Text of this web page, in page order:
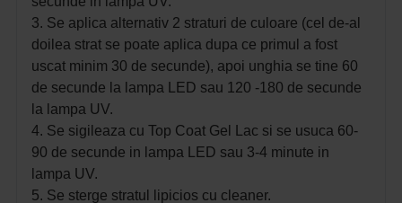
3. Se aplica alternativ 2 straturi de culoare (cel de-al
doilea strat se poate aplica dupa ce primul a fost
uscat minim 30 de secunde), apoi unghia se tine 60
de secunde la lampa LED sau 120 -180 de secunde
la lampa UV.
4. Se sigileaza cu Top Coat Gel Lac si se usuca 60-
90 de secunde in lampa LED sau 3-4 minute in
lampa UV.
5. Se sterge stratul lipicios cu cleaner.